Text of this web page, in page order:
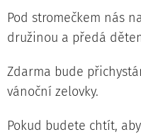
Pod stromečkem nás
družinou a předá
Zdarma bude
vánoční zelovky.
Pokud budete chtít,